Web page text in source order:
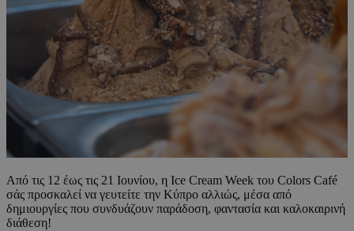
Από τις 12 έως τις 21 Ιουνίου, η Ice Cream Week του Colors Café
σάς προσκαλεί να γευτείτε την Κύπρο αλλιώς, μέσα από
δημιουργίες που συνδυάζουν παράδοση, φαντασία και καλοκαιρινή
διάθεση!